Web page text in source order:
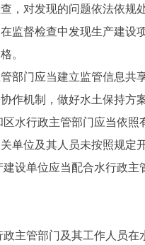
，对发现的问题依法依规
监督检查中发现生产建设
。
部门应当建立监管信息共
作机制，做好水土保持方
区水行政主管部门应当依
单位及其人员未按照规定
建设单位应当配合水行政
政主管部门及其工作人员